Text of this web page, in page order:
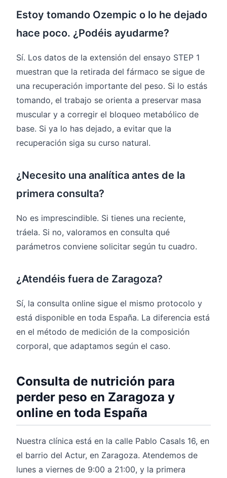
Estoy tomando Ozempic o lo he dejado
hace poco. ¿Podéis ayudarme?
Sí. Los datos de la extensión del ensayo STEP 1
muestran que la retirada del fármaco se sigue de
una recuperación importante del peso. Si lo estás
tomando, el trabajo se orienta a preservar masa
muscular y a corregir el bloqueo metabólico de
base. Si ya lo has dejado, a evitar que la
recuperación siga su curso natural.
¿Necesito una analítica antes de la
primera consulta?
No es imprescindible. Si tienes una reciente,
tráela. Si no, valoramos en consulta qué
parámetros conviene solicitar según tu cuadro.
¿Atendéis fuera de Zaragoza?
Sí, la consulta online sigue el mismo protocolo y
está disponible en toda España. La diferencia está
en el método de medición de la composición
corporal, que adaptamos según el caso.
Consulta de nutrición para
perder peso en Zaragoza y
online en toda España
Nuestra clínica está en la calle Pablo Casals 16, en
el barrio del Actur, en Zaragoza. Atendemos de
lunes a viernes de 9:00 a 21:00, y la primera